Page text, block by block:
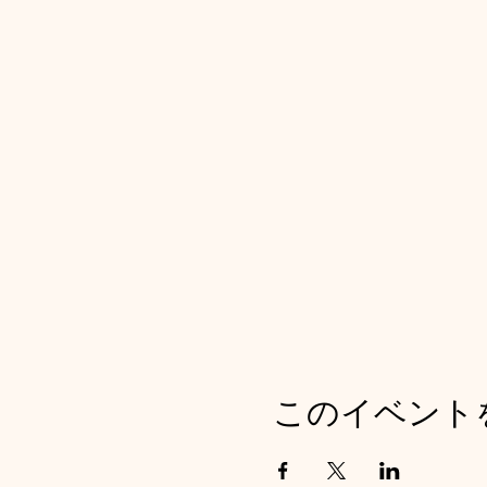
このイベント